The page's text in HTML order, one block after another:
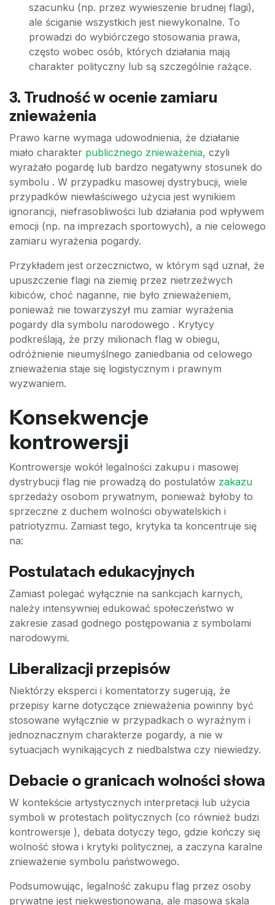
szacunku (np. przez wywieszenie brudnej flagi),
ale ściganie wszystkich jest niewykonalne. To
prowadzi do wybiórczego stosowania prawa,
często wobec osób, których działania mają
charakter polityczny lub są szczególnie rażące.
3. Trudność w ocenie zamiaru
znieważenia
Prawo karne wymaga udowodnienia, że działanie
miało charakter publicznego znieważenia, czyli
wyrażało pogardę lub bardzo negatywny stosunek do
symbolu . W przypadku masowej dystrybucji, wiele
przypadków niewłaściwego użycia jest wynikiem
ignorancji, niefrasobliwości lub działania pod wpływem
emocji (np. na imprezach sportowych), a nie celowego
zamiaru wyrażenia pogardy.
Przykładem jest orzecznictwo, w którym sąd uznał, że
upuszczenie flagi na ziemię przez nietrzeźwych
kibiców, choć naganne, nie było znieważeniem,
ponieważ nie towarzyszył mu zamiar wyrażenia
pogardy dla symbolu narodowego . Krytycy
podkreślają, że przy milionach flag w obiegu,
odróżnienie nieumyślnego zaniedbania od celowego
znieważenia staje się logistycznym i prawnym
wyzwaniem.
Konsekwencje
kontrowersji
Kontrowersje wokół legalności zakupu i masowej
dystrybucji flag nie prowadzą do postulatów zakazu
sprzedaży osobom prywatnym, ponieważ byłoby to
sprzeczne z duchem wolności obywatelskich i
patriotyzmu. Zamiast tego, krytyka ta koncentruje się
na:
Postulatach edukacyjnych
Zamiast polegać wyłącznie na sankcjach karnych,
należy intensywniej edukować społeczeństwo w
zakresie zasad godnego postępowania z symbolami
narodowymi.
Liberalizacji przepisów
Niektórzy eksperci i komentatorzy sugerują, że
przepisy karne dotyczące znieważenia powinny być
stosowane wyłącznie w przypadkach o wyraźnym i
jednoznacznym charakterze pogardy, a nie w
sytuacjach wynikających z niedbalstwa czy niewiedzy.
Debacie o granicach wolności słowa
W kontekście artystycznych interpretacji lub użycia
symboli w protestach politycznych (co również budzi
kontrowersje ), debata dotyczy tego, gdzie kończy się
wolność słowa i krytyki politycznej, a zaczyna karalne
znieważenie symbolu państwowego.
Podsumowując, legalność zakupu flag przez osoby
prywatne jest niekwestionowana, ale masowa skala